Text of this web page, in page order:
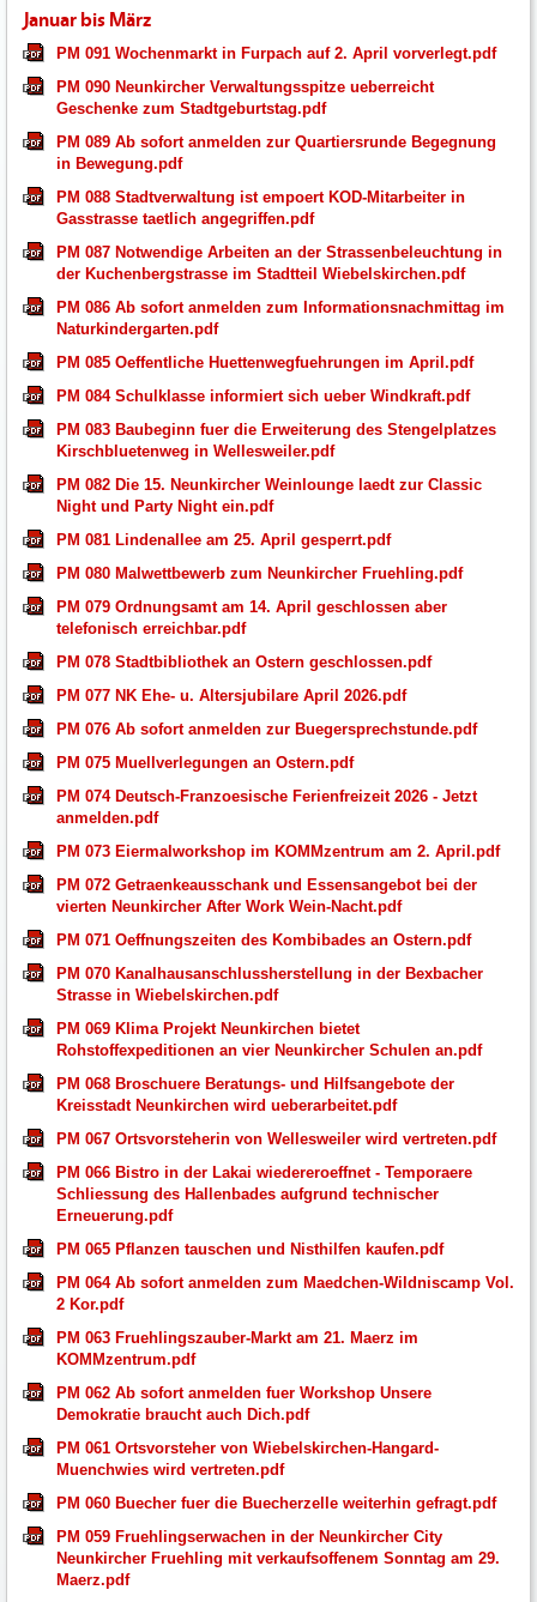
Januar bis März
PM 091 Wochenmarkt in Furpach auf 2. April vorverlegt.pdf
PM 090 Neunkircher Verwaltungsspitze ueberreicht
Geschenke zum Stadtgeburtstag.pdf
PM 089 Ab sofort anmelden zur Quartiersrunde Begegnung
in Bewegung.pdf
PM 088 Stadtverwaltung ist empoert KOD-Mitarbeiter in
Gasstrasse taetlich angegriffen.pdf
PM 087 Notwendige Arbeiten an der Strassenbeleuchtung in
der Kuchenbergstrasse im Stadtteil Wiebelskirchen.pdf
PM 086 Ab sofort anmelden zum Informationsnachmittag im
Naturkindergarten.pdf
PM 085 Oeffentliche Huettenwegfuehrungen im April.pdf
PM 084 Schulklasse informiert sich ueber Windkraft.pdf
PM 083 Baubeginn fuer die Erweiterung des Stengelplatzes
Kirschbluetenweg in Wellesweiler.pdf
PM 082 Die 15. Neunkircher Weinlounge laedt zur Classic
Night und Party Night ein.pdf
PM 081 Lindenallee am 25. April gesperrt.pdf
PM 080 Malwettbewerb zum Neunkircher Fruehling.pdf
PM 079 Ordnungsamt am 14. April geschlossen aber
telefonisch erreichbar.pdf
PM 078 Stadtbibliothek an Ostern geschlossen.pdf
PM 077 NK Ehe- u. Altersjubilare April 2026.pdf
PM 076 Ab sofort anmelden zur Buegersprechstunde.pdf
PM 075 Muellverlegungen an Ostern.pdf
PM 074 Deutsch-Franzoesische Ferienfreizeit 2026 - Jetzt
anmelden.pdf
PM 073 Eiermalworkshop im KOMMzentrum am 2. April.pdf
PM 072 Getraenkeausschank und Essensangebot bei der
vierten Neunkircher After Work Wein-Nacht.pdf
PM 071 Oeffnungszeiten des Kombibades an Ostern.pdf
PM 070 Kanalhausanschlussherstellung in der Bexbacher
Strasse in Wiebelskirchen.pdf
PM 069 Klima Projekt Neunkirchen bietet
Rohstoffexpeditionen an vier Neunkircher Schulen an.pdf
PM 068 Broschuere Beratungs- und Hilfsangebote der
Kreisstadt Neunkirchen wird ueberarbeitet.pdf
PM 067 Ortsvorsteherin von Wellesweiler wird vertreten.pdf
PM 066 Bistro in der Lakai wiedereroeffnet - Temporaere
Schliessung des Hallenbades aufgrund technischer
Erneuerung.pdf
PM 065 Pflanzen tauschen und Nisthilfen kaufen.pdf
PM 064 Ab sofort anmelden zum Maedchen-Wildniscamp Vol.
2 Kor.pdf
PM 063 Fruehlingszauber-Markt am 21. Maerz im
KOMMzentrum.pdf
PM 062 Ab sofort anmelden fuer Workshop Unsere
Demokratie braucht auch Dich.pdf
PM 061 Ortsvorsteher von Wiebelskirchen-Hangard-
Muenchwies wird vertreten.pdf
PM 060 Buecher fuer die Buecherzelle weiterhin gefragt.pdf
PM 059 Fruehlingserwachen in der Neunkircher City
Neunkircher Fruehling mit verkaufsoffenem Sonntag am 29.
Maerz.pdf